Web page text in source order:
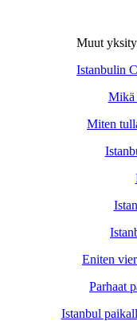
Muut
Istanbulin
Mikä
Miten
Eniten
Parhaat
Istanbul